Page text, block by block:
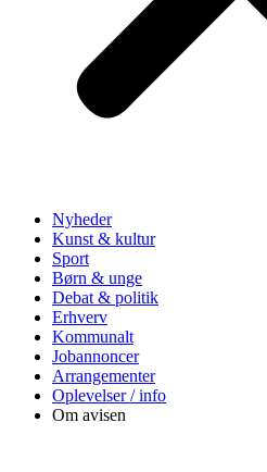
Nyheder
Kunst & kultur
Sport
Børn & unge
Debat & politik
Erhverv
Kommunalt
Jobannoncer
Arrangementer
Oplevelser / info
Om avisen